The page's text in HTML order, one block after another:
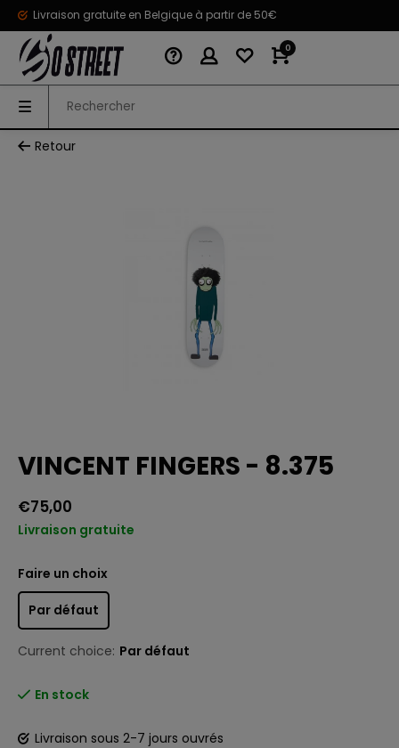
Livraison gratuite en Belgique à partir de 50€
0
Retour
VINCENT FINGERS - 8.375
€75,00
Livraison gratuite
Faire un choix
Par défaut
Current choice: Par défaut
En stock
Livraison sous 2-7 jours ouvrés